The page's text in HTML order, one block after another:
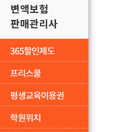
변액보험
판매관리사